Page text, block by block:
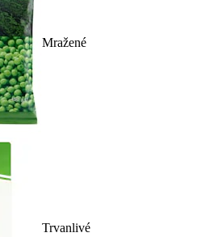
Mražené
Trvanlivé